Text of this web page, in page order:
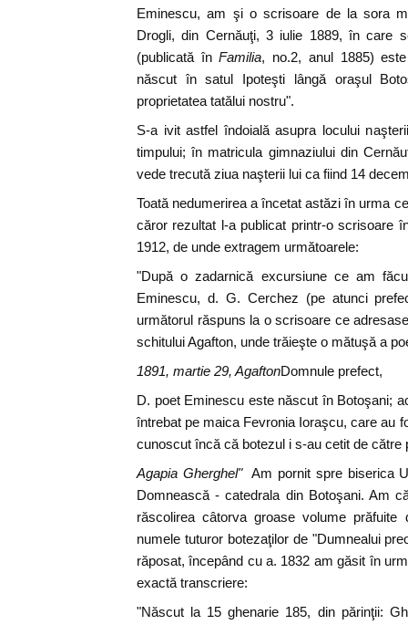
Eminescu, am şi o scrisoare de la sora
Drogli, din Cernăuţi, 3 iulie 1889, în care
(publicată înFamilia, no.2, anul 1885)
născut în satul Ipoteşti lângă oraşul
proprietatea tatălui nostru".
S-a ivit astfel îndoială asupra locului
timpului; în matricula gimnaziului din
vede trecută ziua naşterii lui ca fiind 14
Toată nedumerirea a încetat astăzi în urma
căror rezultat l-a publicat printr-o scrisoare
1912, de unde extragem următoarele:
"După o zadarnică excursiune ce am
Eminescu, d. G. Cerchez (pe atunci
următorul răspuns la o scrisoare ce
schitului Agafton, unde trăieşte o mătuşă a
1891, martie 29, AgaftonDomnule prefect,
D. poet Eminescu este născut în Botoşani;
întrebat pe maica Fevronia Ioraşcu, care au
cunoscut încă că botezul i s-au cetit de către
Agapia Gherghel"Am pornit spre biserica
Domnească - catedrala din Botoşani. Am
răscolirea câtorva groase volume
numele tuturor botezaţilor de "Dumnealui
răposat, începând cu a. 1832 am găsit în
exactă transcriere:
"Născut la 15 ghenarie 185, din părinţii: